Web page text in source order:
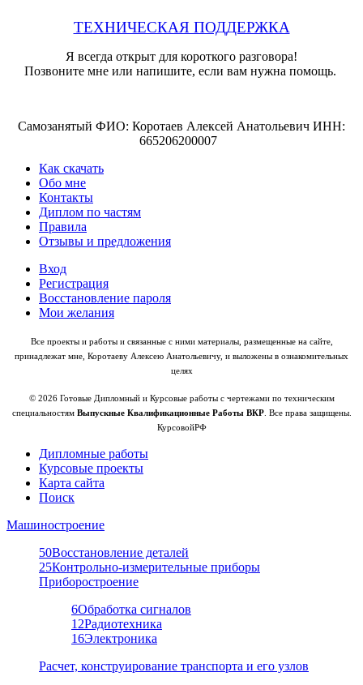
ТЕХНИЧЕСКАЯ ПОДДЕРЖКА
Я всегда открыт для короткого разговора!
Позвоните мне или напишите, если вам нужна помощь.
Самозанятый ФИО: Коротаев Алексей Анатольевич ИНН:
665206200007
Как скачать
Обо мне
Контакты
Диплом по частям
Правила
Отзывы и предложения
Вход
Регистрация
Восстановление пароля
Мои желания
Все проекты и работы и связанные с ними материалы, размещенные на сайте,
принадлежат мне, Коротаеву Алексею Анатольевичу, и выложены в ознакомительных
целях
© 2026 Готовые Дипломный и Курсовые работы с чертежами по техническим
специальностям Выпускные Квалификационные Работы ВКР. Все права защищены.
КурсовойРФ
Дипломные работы
Курсовые проекты
Карта сайта
Поиск
Машиностроение
50Восстановление деталей
25Контрольно-измерительные приборы
Приборостроение
6Обработка сигналов
12Радиотехника
16Электроника
Расчет, конструирование транспорта и его узлов